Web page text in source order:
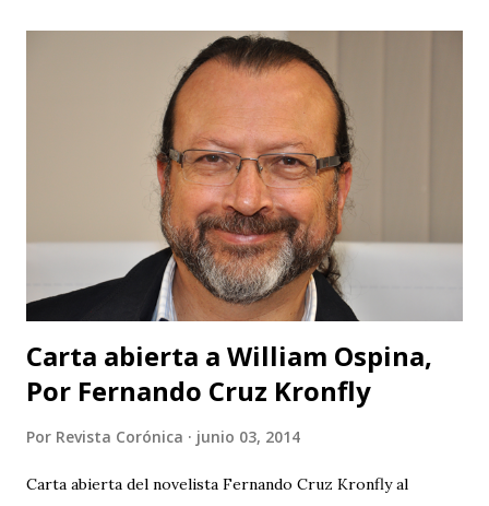
organizadores no puedan hacer otra cosa que sepultar el
festival, ¿no hay en Santander gente profesional que pueda
organizar un evento de esta magnitud y no se quede sólo
en publicidad y grandes ambiciones? Muy buena su
intención de traer cultura a Barichara, pero subestiman al
público de un modo vergonzoso. El público de Barichara es
gente que ha tenido acceso a la cultura y los que no lo han
tenido no son tan ciegos para no notar las fallas. Pero para
que no se crea que...
Carta abierta a William Ospina,
Por Fernando Cruz Kronfly
Por Revista Corónica junio 03, 2014
Carta abierta del novelista Fernando Cruz Kronfly al